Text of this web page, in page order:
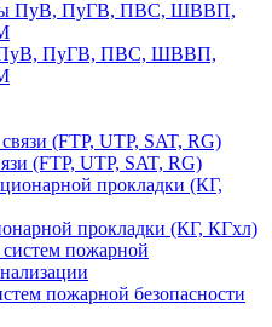
ПуВ, ПуГВ, ПВС, ШВВП,
(FTP, UTP, SAT, RG)
прокладки (КГ, КГхл)
пожарной безопасности